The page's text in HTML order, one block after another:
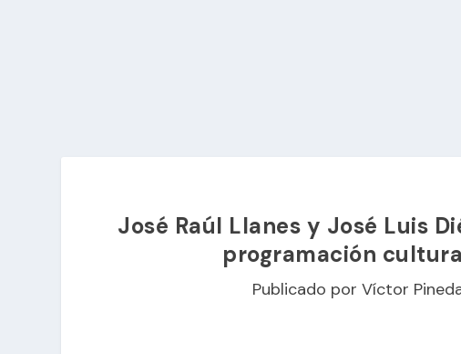
José Raúl Llanes y José Luis
programación
Publicado porVíctor